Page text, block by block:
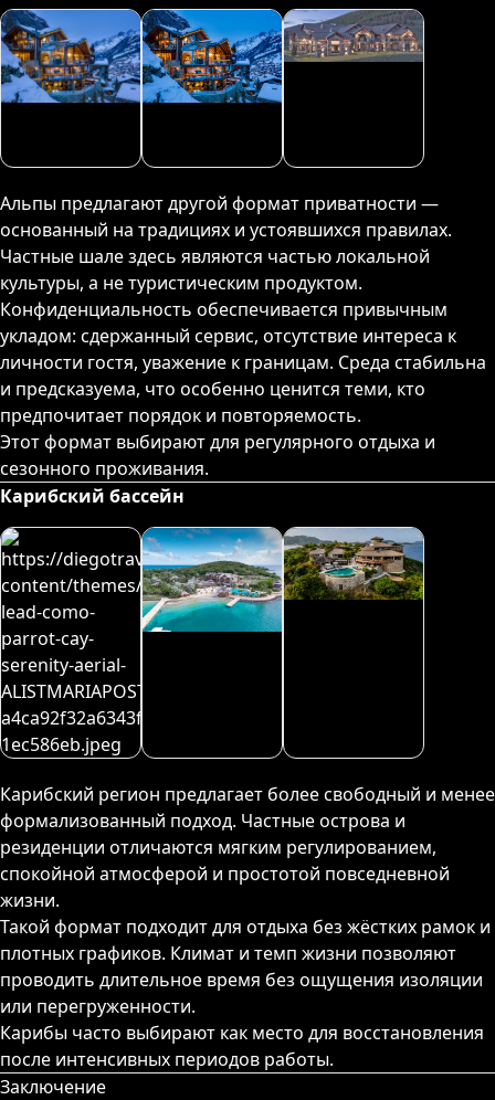
Альпы предлагают другой формат приватности —
основанный на традициях и устоявшихся правилах.
Частные шале здесь являются частью локальной
культуры, а не туристическим продуктом.
Конфиденциальность обеспечивается привычным
укладом: сдержанный сервис, отсутствие интереса к
личности гостя, уважение к границам. Среда стабильна
и предсказуема, что особенно ценится теми, кто
предпочитает порядок и повторяемость.
Этот формат выбирают для регулярного отдыха и
сезонного проживания.
Карибский бассейн
Карибский регион предлагает более свободный и менее
формализованный подход. Частные острова и
резиденции отличаются мягким регулированием,
спокойной атмосферой и простотой повседневной
жизни.
Такой формат подходит для отдыха без жёстких рамок и
плотных графиков. Климат и темп жизни позволяют
проводить длительное время без ощущения изоляции
или перегруженности.
Карибы часто выбирают как место для восстановления
после интенсивных периодов работы.
Заключение